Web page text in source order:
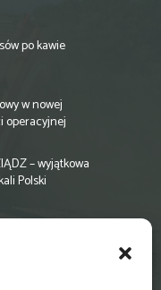
po kawie
w nowej
operacyjnej
– wyjątkowa
Polski